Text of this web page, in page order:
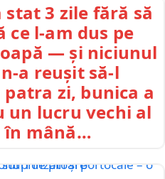
3 zile fără să
ce l-am dus pe
— și niciunul
a reușit să-l
zi, bunica a
lucru vechi al
în mână…